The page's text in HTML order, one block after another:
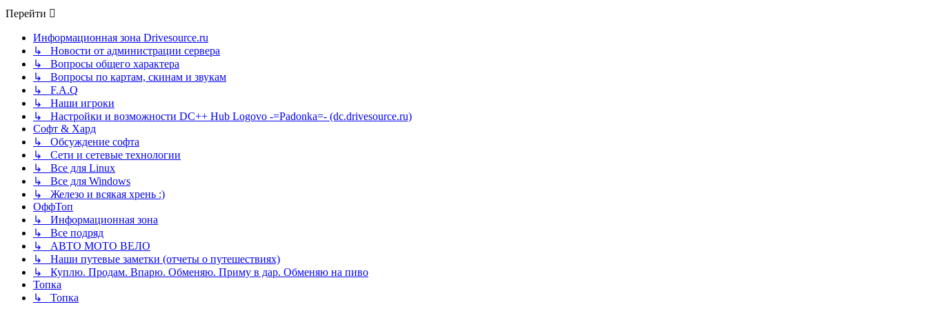
Перейти
Информационная зона Drivesource.ru
↳ Новости от администрации сервера
↳ Вопросы общего характера
↳ Вопросы по картам, скинам и звукам
↳ F.A.Q
↳ Наши игроки
↳ Настройки и возможности DC++ Hub Logovo -=Padonka=- (dc.drivesource.ru)
Софт & Хард
↳ Обсуждение софта
↳ Сети и сетевые технологии
↳ Все для Linux
↳ Все для Windows
↳ Железо и всякая хрень :)
ОффТоп
↳ Информационная зона
↳ Все подряд
↳ АВТО МОТО ВЕЛО
↳ Наши путевые заметки (отчеты о путешествиях)
↳ Куплю. Продам. Впарю. Обменяю. Приму в дар. Обменяю на пиво
Топка
↳ Топка